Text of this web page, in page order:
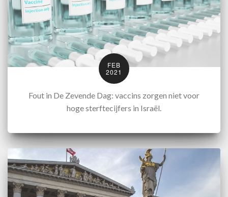
FEB
2021
Fout in De Zevende Dag: vaccins zorgen niet voor
hoge sterftecijfers in Israël.